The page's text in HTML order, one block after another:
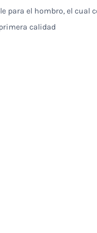
para el hombro, el
calidad